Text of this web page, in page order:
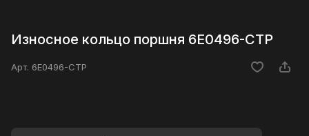
Износное кольцо поршня 6E0496-CTP
Арт. 6E0496-CTP